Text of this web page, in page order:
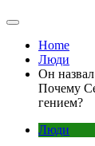
Home
Люди
Он
Почему
гением?
Люди